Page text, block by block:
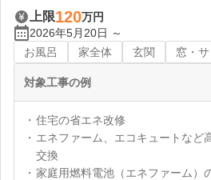
上限120万円
2026年5月20日 ～
お風呂
家全体 玄関 窓・
対象工事の例
住宅の省エネ改修
エネファーム、エコキュートなど
交換
家庭用燃料電池（エネファーム）